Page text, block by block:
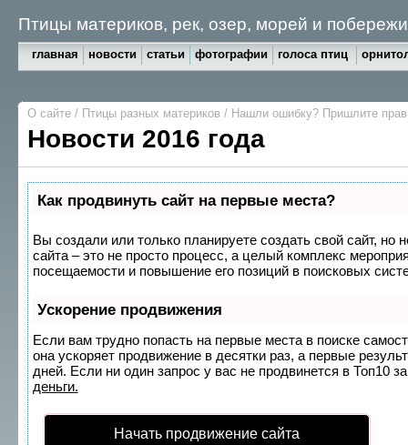
Птицы материков, рек, озер, морей и
главная новости статьи фотографии голоса птиц
О сайте / Птицы разных материков / Нашли ошибку? Пришлите
Новости 2016 года
Как продвинуть сайт на первые места?
Вы создали или только планируете создать свой сайт, но
сайта – это не просто процесс, а целый комплекс
посещаемости и повышение его позиций в поисковых
Ускорение продвижения
Если вам трудно попасть на первые места в поиске
она ускоряет продвижение в десятки раз, а первые
дней. Если ни один запрос у вас не продвинется в Топ10
деньги.
Начать продвижение сайта